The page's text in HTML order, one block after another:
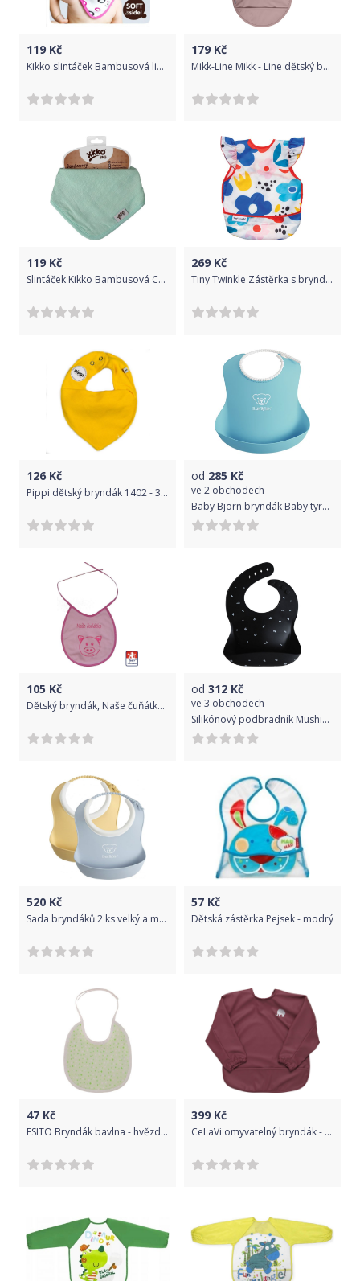
119 Kč
Kikko slintáček Bambusová linie kolekce Spirals&Bubbles 1 ks Magenta Bubbles 2015
179 Kč
Mikk-Line Mikk - Line dětský bryndák 9924 Adobe Rose
119 Kč
Slintáček Kikko Bambusová Colours Mint
269 Kč
Tiny Twinkle Zástěrka s bryndákem s volánky - Modern Floral - 6/24m (S)
126 Kč
Pippi dětský bryndák 1402 - 324
od 285 Kč
ve 2 obchodech
Baby Björn bryndák Baby tyrkysový nový
105 Kč
Dětský bryndák, Naše čuňátko, růžový, Dětský svět
od 312 Kč
ve 3 obchodech
Silikónový podbradník Mushie Black Numbers
520 Kč
Sada bryndáků 2 ks velký a malý BabyBjörn Baby
57 Kč
Dětská zástěrka Pejsek - modrý
47 Kč
ESITO Bryndák bavlna - hvězdička zelená ESHYGBRYBA green
399 Kč
CeLaVi omyvatelný bryndák - pláštěnka 1465-694